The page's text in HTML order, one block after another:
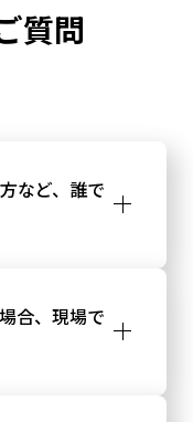
質問
など、誰で
きなボタンを
に絞り込んで
しでも触った
合、現場で